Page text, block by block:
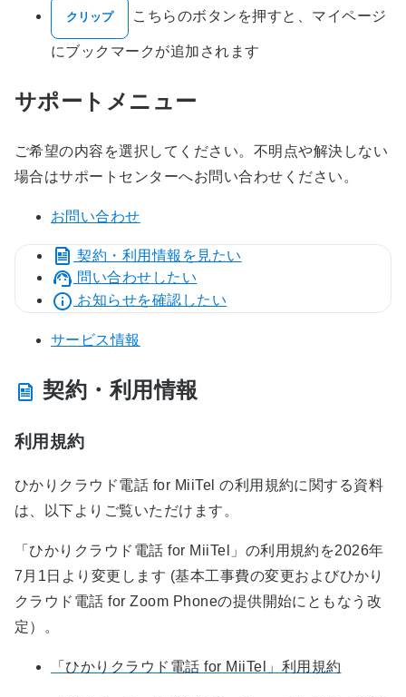
クリップ こちらのボタンを押すと、マイページ
にブックマークが追加されます
サポートメニュー
ご希望の内容を選択してください。不明点や解決しない
場合はサポートセンターへお問い合わせください。
お問い合わせ
契約・利用情報を見たい
問い合わせしたい
お知らせを確認したい
サービス情報
契約・利用情報
利用規約
ひかりクラウド電話 for MiiTel の利用規約に関する資料
は、以下よりご覧いただけます。
「ひかりクラウド電話 for MiiTel」の利用規約を2026年
7月1日より変更します (基本工事費の変更およびひかり
クラウド電話 for Zoom Phoneの提供開始にともなう改
定）。
「ひかりクラウド電話 for MiiTel」利用規約